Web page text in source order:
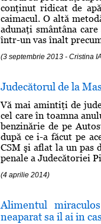
conţinut ridicat de
caimacul. O altă
adunaţi smântâna
într-un vas înalt
(3 septembrie 2013 - Cristina
Judecătorul de la
Vă mai amintiţi de
cel care în toamna
benzinărie de pe
după ce i-a făcut pe
CSM şi aflat la un pas
penale a Judecătoriei
(4 aprilie 2014)
Alimentul
neaparat sa il ai in